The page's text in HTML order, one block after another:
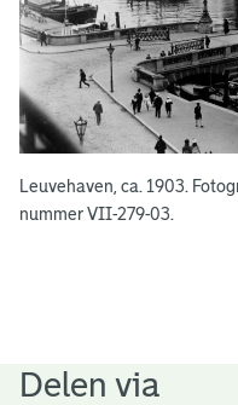
Leuvehaven, ca. 1903.
nummer VII-279-03.
Delen via